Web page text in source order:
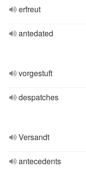
erfreut
antedated
vorgestuft
despatches
Versandt
antecedents